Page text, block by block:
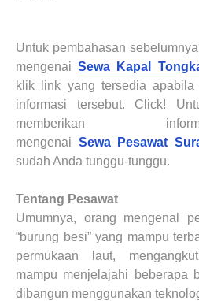
Untuk pembahasan
mengenaiSewa Kapal
klik link yang tersedia apabila
informasi tersebut. Click!
memberikan
mengenai Sewa Pesawat
sudah Anda tunggu-tunggu.
Tentang Pesawat
Umumnya, orang mengenal
“burung besi” yang mampu
permukaan laut,
mampu menjelajahi beberapa
dibangun menggunakan